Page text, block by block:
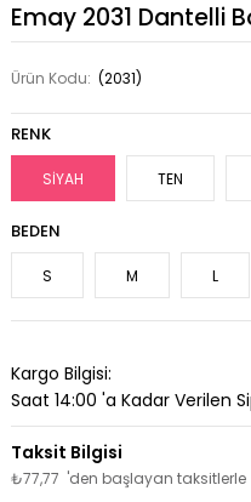
Emay 2031 Dantelli
Ürün Kodu: (2031)
RENK
SİYAH TEN
BEDEN
S M L
Kargo Bilgisi:
Saat 14:00 'a Kadar Verilen
₺77,77 'den başlayan taksitlerle